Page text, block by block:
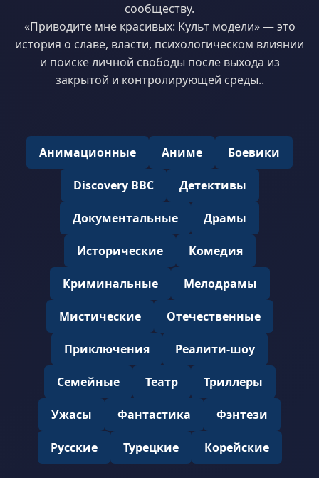
сообществу.
«Приводите мне красивых: Культ модели» — это
история о славе, власти, психологическом влиянии
и поиске личной свободы после выхода из
закрытой и контролирующей среды..
Анимационные Аниме Боевики
Discovery BBC Детективы
Документальные Драмы
Исторические Комедия
Криминальные Мелодрамы
Мистические Отечественные
Приключения Реалити-шоу
Семейные Театр Триллеры
Ужасы Фантастика Фэнтези
Русские Турецкие Корейские